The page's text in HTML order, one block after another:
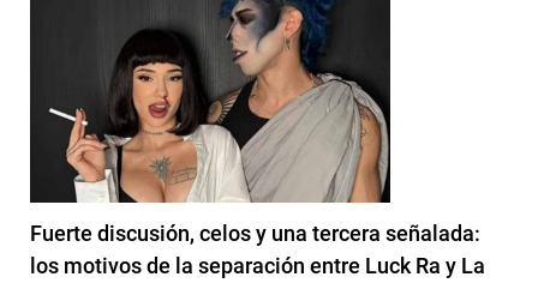
Fuerte discusión, celos y una tercera señalada:
los motivos de la separación entre Luck Ra y La